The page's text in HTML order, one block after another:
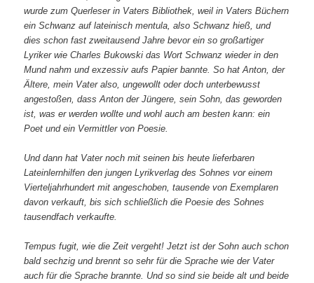
wurde zum Querleser in Vaters Bibliothek, weil in Vaters Büchern
ein Schwanz auf lateinisch mentula, also Schwanz hieß, und
dies schon fast zweitausend Jahre bevor ein so großartiger
Lyriker wie Charles Bukowski das Wort Schwanz wieder in den
Mund nahm und exzessiv aufs Papier bannte. So hat Anton, der
Ältere, mein Vater also, ungewollt oder doch unterbewusst
angestoßen, dass Anton der Jüngere, sein Sohn, das geworden
ist, was er werden wollte und wohl auch am besten kann: ein
Poet und ein Vermittler von Poesie.
Und dann hat Vater noch mit seinen bis heute lieferbaren
Lateinlernhilfen den jungen Lyrikverlag des Sohnes vor einem
Vierteljahrhundert mit angeschoben, tausende von Exemplaren
davon verkauft, bis sich schließlich die Poesie des Sohnes
tausendfach verkaufte.
Tempus fugit, wie die Zeit vergeht! Jetzt ist der Sohn auch schon
bald sechzig und brennt so sehr für die Sprache wie der Vater
auch für die Sprache brannte. Und so sind sie beide alt und beide